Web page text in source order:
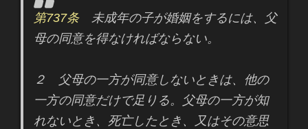
第737条未成年の子が婚姻をするには、父
母の同意を得なければならない。
２ 父母の一方が同意しないときは、他の
一方の同意だけで足りる。父母の一方が知
れないとき、死亡したとき、又はその意思